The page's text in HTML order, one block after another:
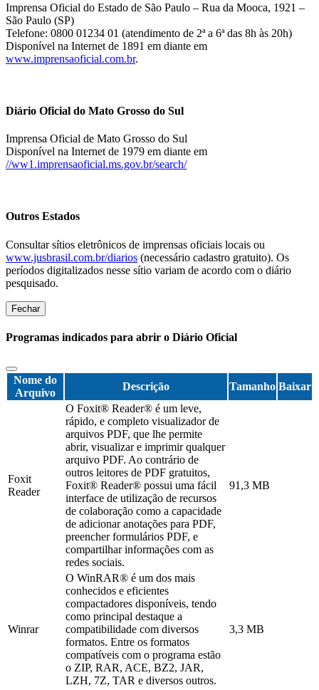
Imprensa Oficial do Estado de São Paulo – Rua da Mooca, 1921 –
São Paulo (SP)
Telefone: 0800 01234 01 (atendimento de 2ª a 6ª das 8h às 20h)
Disponível na Internet de 1891 em diante em
www.imprensaoficial.com.br.
Diário Oficial do Mato Grosso do Sul
Imprensa Oficial de Mato Grosso do Sul
Disponível na Internet de 1979 em diante em
//ww1.imprensaoficial.ms.gov.br/search/
Outros Estados
Consultar sítios eletrônicos de imprensas oficiais locais ou
www.jusbrasil.com.br/diarios (necessário cadastro gratuito). Os
períodos digitalizados nesse sítio variam de acordo com o diário
pesquisado.
Fechar
Programas indicados para abrir o Diário Oficial
Nome do
Arquivo
Descrição Tamanho Baixar
Foxit
Reader
O Foxit® Reader® é um leve,
rápido, e completo visualizador de
arquivos PDF, que lhe permite
abrir, visualizar e imprimir qualquer
arquivo PDF. Ao contrário de
outros leitores de PDF gratuitos,
Foxit® Reader® possui uma fácil
interface de utilização de recursos
de colaboração como a capacidade
de adicionar anotações para PDF,
preencher formulários PDF, e
compartilhar informações com as
redes sociais.
91,3 MB
Winrar
O WinRAR® é um dos mais
conhecidos e eficientes
compactadores disponíveis, tendo
como principal destaque a
compatibilidade com diversos
formatos. Entre os formatos
compatíveis com o programa estão
o ZIP, RAR, ACE, BZ2, JAR,
LZH, 7Z, TAR e diversos outros.
3,3 MB